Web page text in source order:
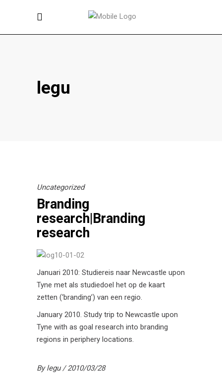
legu
Uncategorized
Branding
research|Branding
research
Januari 2010: Studiereis naar Newcastle upon
Tyne met als studiedoel het op de kaart
zetten (‘branding’) van een regio.
January 2010. Study trip to Newcastle upon
Tyne with as goal research into branding
regions in periphery locations.
Bylegu 2010/03/28